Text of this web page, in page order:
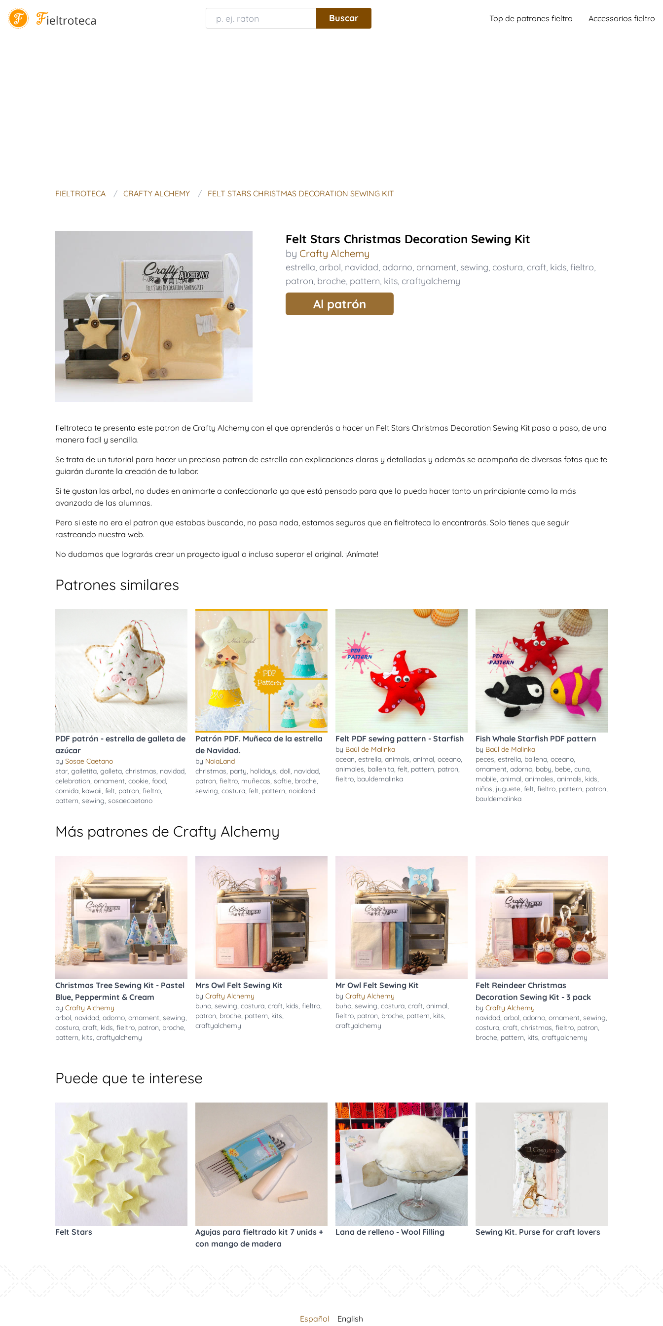
Top de patrones fieltro Accessorios fieltro
FIELTROTECA CRAFTY ALCHEMY FELT STARS CHRISTMAS DECORATION SEWING KIT
Felt Stars Christmas Decoration Sewing Kit
by Crafty Alchemy
estrella, arbol, navidad, adorno, ornament, sewing, costura, craft, kids, fieltro,
patron, broche, pattern, kits, craftyalchemy
Al patrón
fieltroteca te presenta este patron de Crafty Alchemy con el que aprenderás a hacer un Felt Stars Christmas Decoration Sewing Kit paso a paso, de una
manera facil y sencilla.
Se trata de un tutorial para hacer un precioso patron de estrella con explicaciones claras y detalladas y además se acompaña de diversas fotos que te
guiarán durante la creación de tu labor.
Si te gustan las arbol, no dudes en animarte a confeccionarlo ya que está pensado para que lo pueda hacer tanto un principiante como la más
avanzada de las alumnas.
Pero si este no era el patron que estabas buscando, no pasa nada, estamos seguros que en fieltroteca lo encontrarás. Solo tienes que seguir
rastreando nuestra web.
No dudamos que lograrás crear un proyecto igual o incluso superar el original. ¡Anímate!
Patrones similares
PDF patrón - estrella de galleta de
azúcar
by Sosae Caetano
star, galletita, galleta, christmas, navidad,
celebration, ornament, cookie, food,
comida, kawaii, felt, patron, fieltro,
pattern, sewing, sosaecaetano
Patrón PDF. Muñeca de la estrella
de Navidad.
by NoiaLand
christmas, party, holidays, doll, navidad,
patron, fieltro, muñecas, softie, broche,
sewing, costura, felt, pattern, noialand
Felt PDF sewing pattern - Starfish
by Baúl de Malinka
ocean, estrella, animals, animal, oceano,
animales, ballenita, felt, pattern, patron,
fieltro, bauldemalinka
Fish Whale Starfish PDF pattern
by Baúl de Malinka
peces, estrella, ballena, oceano,
ornament, adorno, baby, bebe, cuna,
mobile, animal, animales, animals, kids,
niños, juguete, felt, fieltro, pattern, patron,
bauldemalinka
Más patrones de Crafty Alchemy
Christmas Tree Sewing Kit - Pastel
Blue, Peppermint & Cream
by Crafty Alchemy
arbol, navidad, adorno, ornament, sewing,
costura, craft, kids, fieltro, patron, broche,
pattern, kits, craftyalchemy
Mrs Owl Felt Sewing Kit
by Crafty Alchemy
buho, sewing, costura, craft, kids, fieltro,
patron, broche, pattern, kits,
craftyalchemy
Mr Owl Felt Sewing Kit
by Crafty Alchemy
buho, sewing, costura, craft, animal,
fieltro, patron, broche, pattern, kits,
craftyalchemy
Felt Reindeer Christmas
Decoration Sewing Kit - 3 pack
by Crafty Alchemy
navidad, arbol, adorno, ornament, sewing,
costura, craft, christmas, fieltro, patron,
broche, pattern, kits, craftyalchemy
Puede que te interese
Felt Stars
Agujas para fieltrado kit 7 unids +
con mango de madera
Lana de relleno - Wool Filling Sewing Kit. Purse for craft lovers
Español English